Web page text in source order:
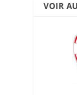
VOIR